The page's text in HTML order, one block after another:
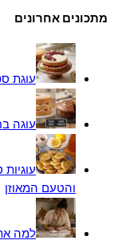
מתכונים אחרונים
עוגת ספוג
עוגה
והטעם המאוזן
למה